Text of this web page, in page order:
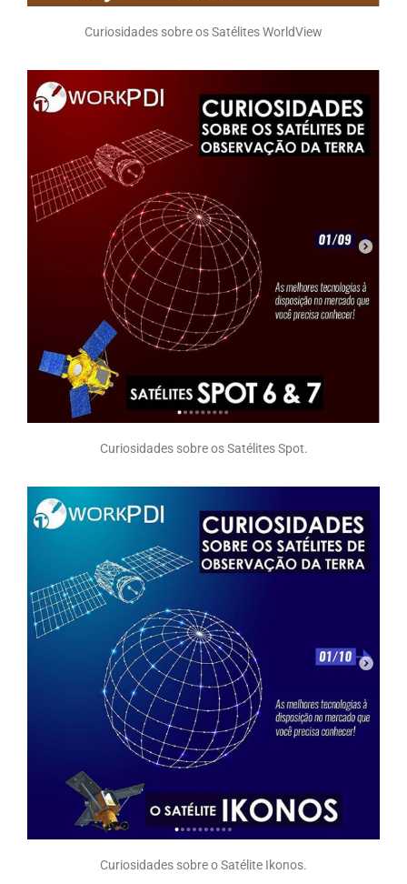
Curiosidades sobre os Satélites WorldView
Curiosidades sobre os Satélites Spot.
Curiosidades sobre o Satélite Ikonos.